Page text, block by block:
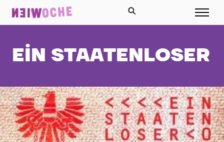
EIN STAATENLOSER